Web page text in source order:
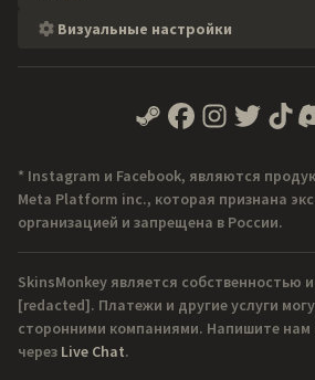
Визуальные настройки
* Instagram и Facebook, являются
Meta Platform inc., которая признана
организацией и запрещена в России.
SkinsMonkey является собственностью
[redacted]. Платежи и другие услуги
сторонними компаниями. Напишите нам
через Live Chat.